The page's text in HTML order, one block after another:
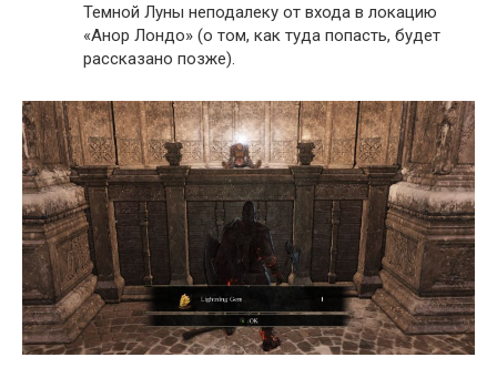
Темной Луны неподалеку от входа в локацию
«Анор Лондо» (о том, как туда попасть, будет
рассказано позже).